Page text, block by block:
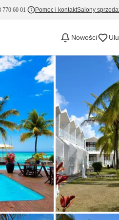
770 60 01 Pomoc i kontaktSalony
Nowości